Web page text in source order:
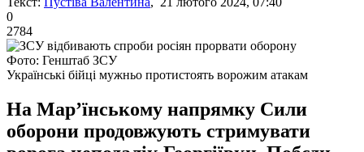
0
2784
Фото: Генштаб ЗСУ
Українські бійці мужньо протистоять ворожим атакам
На Мар’їнському напрямку Сили
оборони продовжують стримувати